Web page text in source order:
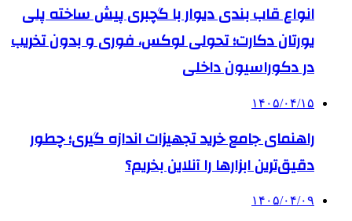
انواع قاب بندی دیوار با گچبری پیش ساخته پلی
یورتان دکارت؛ تحولی لوکس، فوری و بدون تخریب
در دکوراسیون داخلی
۱۴۰۵/۰۴/۱۵
راهنمای جامع خرید تجهیزات اندازه گیری؛ چطور
دقیق‌ترین ابزارها را آنلاین بخریم؟
۱۴۰۵/۰۴/۰۹